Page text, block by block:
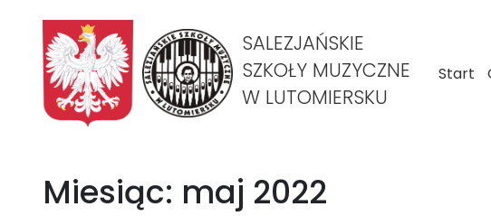
SALEZJAŃSKIE
SZKOŁY MUZYCZNE
W LUTOMIERSKU
Start
Miesiąc: maj 2022